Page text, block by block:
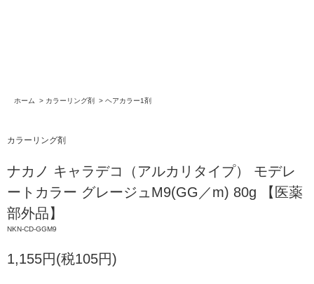
ホーム > カラーリング剤 > ヘアカラー1剤
カラーリング剤
ナカノ キャラデコ（アルカリタイプ） モデレ
ートカラー グレージュM9(GG／m) 80g 【医薬
部外品】
NKN-CD-GGM9
1,155円(税105円)